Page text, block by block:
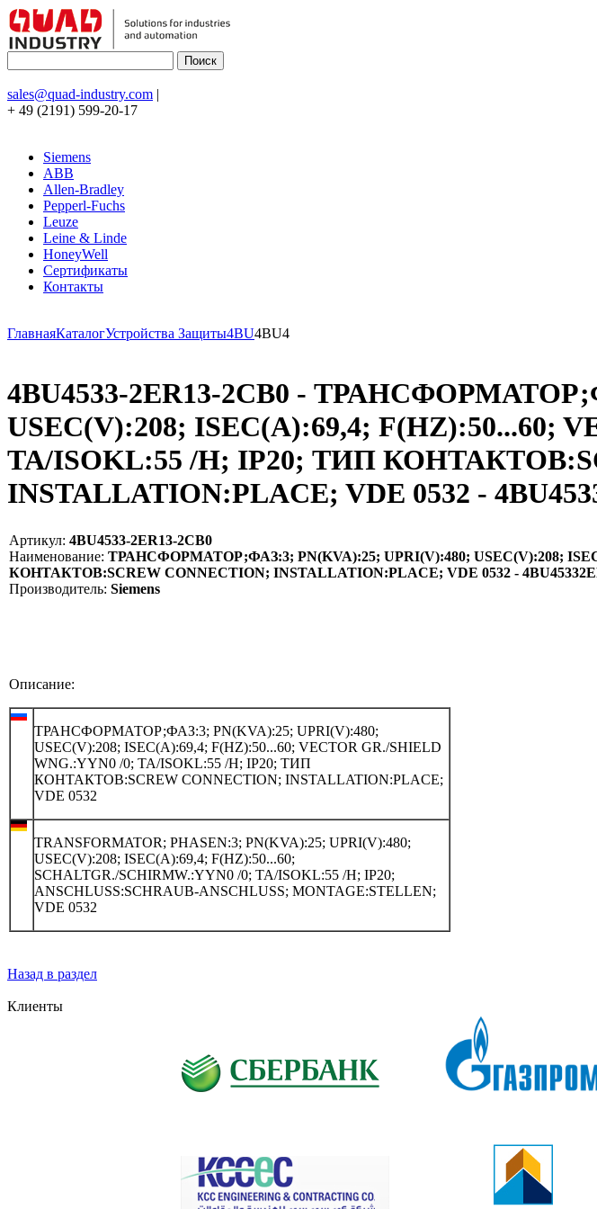
sales@quad-industry.com |
+ 49 (2191) 599-20-17
Siemens
ABB
Allen-Bradley
Pepperl-Fuchs
Leuze
Leine & Linde
HoneyWell
Сертификаты
Контакты
ГлавнаяКаталогУстройства Защиты4BU4BU4
4BU4533-2ER13-2CB0 -
USEC(V):208; ISEC(A):69,4; F(HZ):50...60;
TA/ISOKL:55 /H; IP20; ТИП
INSTALLATION:PLACE; VDE 0532 -
Артикул: 4BU4533-2ER13-2CB0
Наименование: ТРАНСФОРМАТОР;ФАЗ:3; PN(KVA):25; UPRI(V):480; USEC(V):208;
КОНТАКТОВ:SCREW CONNECTION; INSTALLATION:PLACE; VDE 0532 -
Производитель: Siemens
Описание:
ТРАНСФОРМАТОР;ФАЗ:3; PN(KVA):25; UPRI(V):480;
USEC(V):208; ISEC(A):69,4; F(HZ):50...60; VECTOR GR./SHIELD
WNG.:YYN0 /0; TA/ISOKL:55 /H; IP20; ТИП
КОНТАКТОВ:SCREW CONNECTION; INSTALLATION:PLACE;
VDE 0532
TRANSFORMATOR; PHASEN:3; PN(KVA):25; UPRI(V):480;
USEC(V):208; ISEC(A):69,4; F(HZ):50...60;
SCHALTGR./SCHIRMW.:YYN0 /0; TA/ISOKL:55 /H; IP20;
ANSCHLUSS:SCHRAUB-ANSCHLUSS; MONTAGE:STELLEN;
VDE 0532
Назад в раздел
Клиенты